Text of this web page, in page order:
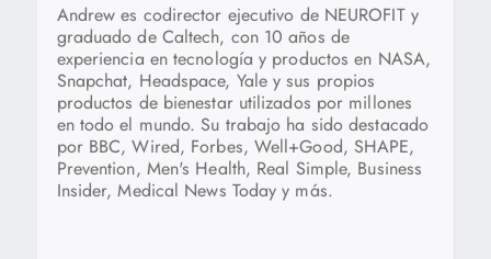
Andrew es codirector ejecutivo de NEUROFIT y
graduado de Caltech, con 10 años de
experiencia en tecnología y productos en NASA,
Snapchat, Headspace, Yale y sus propios
productos de bienestar utilizados por millones
en todo el mundo. Su trabajo ha sido destacado
por BBC, Wired, Forbes, Well+Good, SHAPE,
Prevention, Men's Health, Real Simple, Business
Insider, Medical News Today y más.